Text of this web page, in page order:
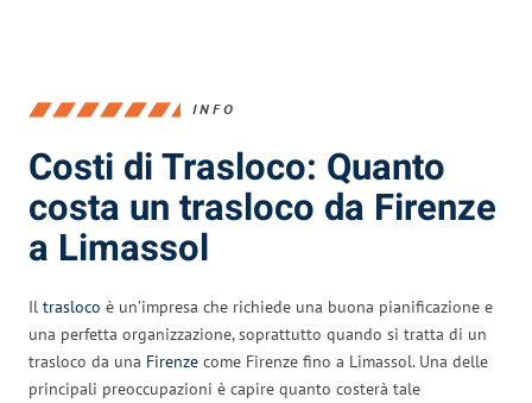
INFO
Costi di Trasloco: Quanto
costa un trasloco da Firenze
a Limassol
Il trasloco è un’impresa che richiede una buona pianificazione e
una perfetta organizzazione, soprattutto quando si tratta di un
trasloco da una Firenze come Firenze fino a Limassol. Una delle
principali preoccupazioni è capire quanto costerà tale